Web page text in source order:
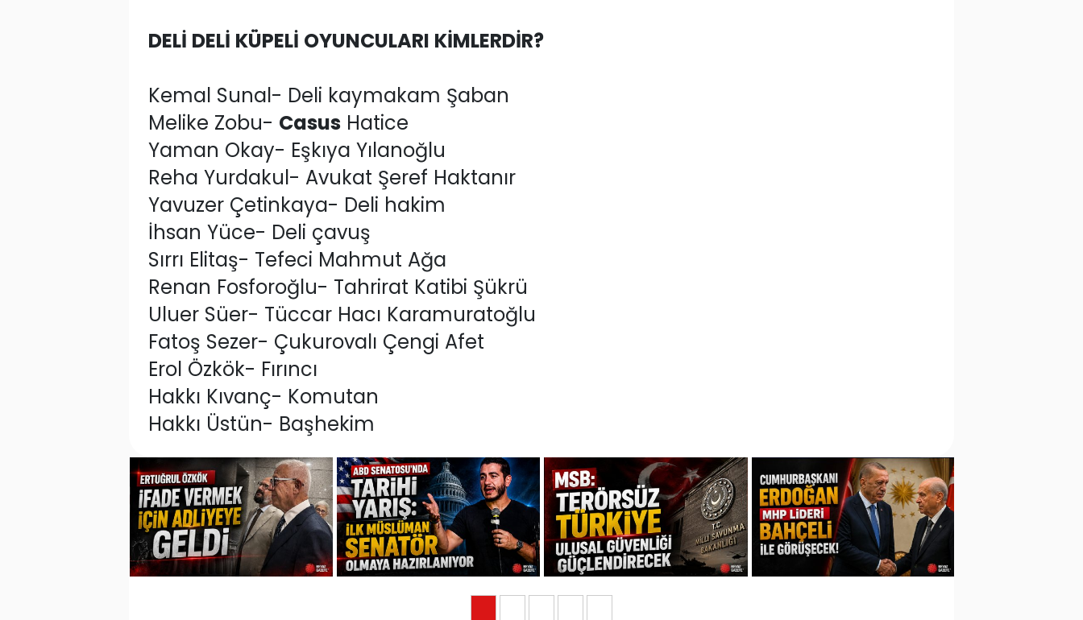
DELİ DELİ KÜPELİ OYUNCULARI KİMLERDİR?
Kemal Sunal- Deli kaymakam Şaban
Melike Zobu- Casus Hatice
Yaman Okay- Eşkıya Yılanoğlu
Reha Yurdakul- Avukat Şeref Haktanır
Yavuzer Çetinkaya- Deli hakim
İhsan Yüce- Deli çavuş
Sırrı Elitaş- Tefeci Mahmut Ağa
Renan Fosforoğlu- Tahrirat Katibi Şükrü
Uluer Süer- Tüccar Hacı Karamuratoğlu
Fatoş Sezer- Çukurovalı Çengi Afet
Erol Özkök- Fırıncı
Hakkı Kıvanç- Komutan
Hakkı Üstün- Başhekim